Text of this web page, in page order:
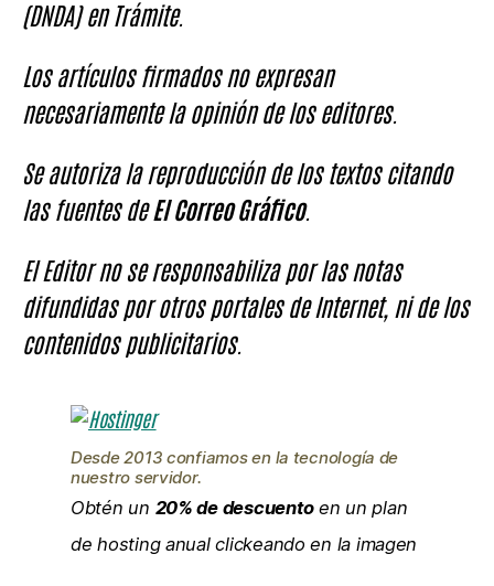
(DNDA) en Trámite.
Los artículos firmados no expresan
necesariamente la opinión de los editores.
Se autoriza la reproducción de los textos citando
las fuentes deEl Correo Gráfico.
El Editor no se responsabiliza por las notas
difundidas por otros portales de Internet, ni de los
contenidos publicitarios.
Desde 2013 confiamos en la tecnología de
nuestro servidor.
Obtén un 20% de descuentoen un plan
de hosting anual clickeando en la imagen